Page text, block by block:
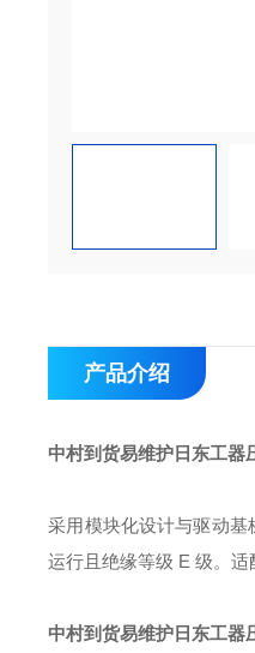
产品介绍
中村到货易维护日东工器
采用模块化设计与驱动基
运行且绝缘等级 E 级。适
中村到货易维护日东工器